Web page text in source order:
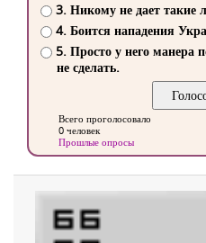
3. Никому не дает такие
4. Боится нападения
5. Просто у него манера
не сделать.
Всего проголосовало
0 человек
Прошлые опросы